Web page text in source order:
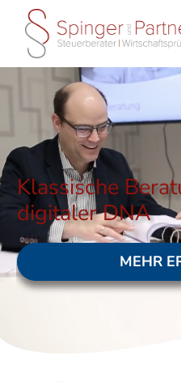
Klassische
digitaler DNA
MEHR